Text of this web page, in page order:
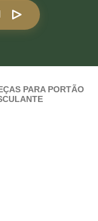
PARA PORTÃO